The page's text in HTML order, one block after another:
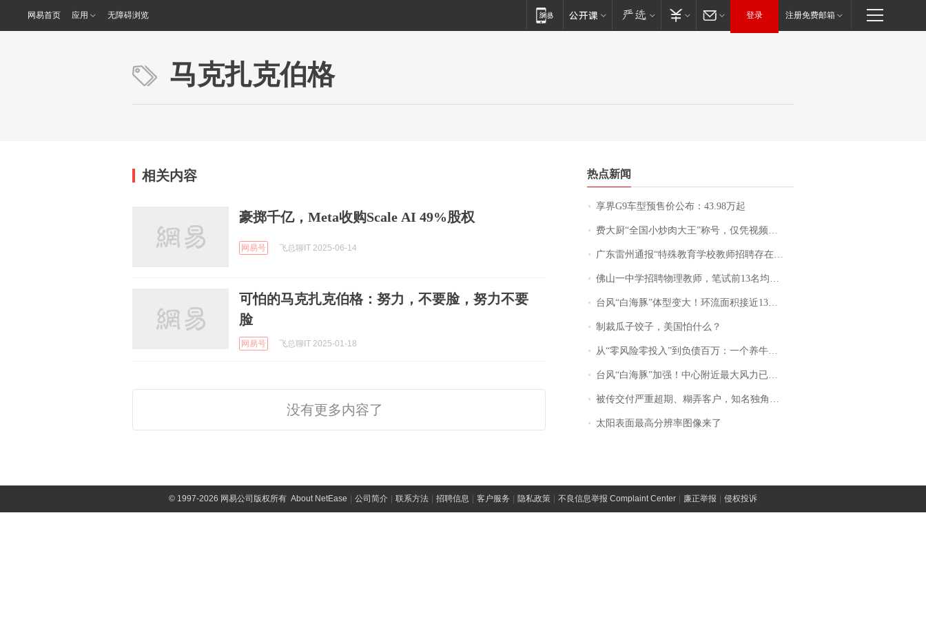
网易首页 应用 无障碍浏览 登录 注册免费邮箱
马克扎克伯格
相关内容
豪掷千亿，Meta收购Scale AI 49%股权
网易号 飞总聊IT 2025-06-14
可怕的马克扎克伯格：努力，不要脸，努力不要
脸
网易号 飞总聊IT 2025-01-18
没有更多内容了
热点新闻
享界G9车型预售价公布：43.98万起
费大厨“全国小炒肉大王”称号，仅凭视频评出？中国烹饪协会回应
广东雷州通报“特殊教育学校教师招聘存在违规行为”：已启动问责程序 副校长被停职
佛山一中学招聘物理教师，笔试前13名均遭淘汰？教育局：已叫停招聘，成立调查组全面核查
台风“白海豚”体型变大！环流面积接近13个浙江那么大
制裁瓜子饺子，美国怕什么？
从“零风险零投入”到负债百万：一个养牛项目崩盘后，谁该为农户的贷款买单丨红星调查
台风“白海豚”加强！中心附近最大风力已达15级 最新研判
被传交付严重超期、糊弄客户，知名独角兽车企创始人回应：都没证据，将依法采取措施，“本人长期与美国交管局保持沟通，对方表示肯定”
太阳表面最高分辨率图像来了
©1997-2026 网易公司版权所有 About NetEase 公司简介 联系方法 招聘信息 客户服务 隐私政策 不良信息举报 Complaint Center 廉正举报 侵权投诉